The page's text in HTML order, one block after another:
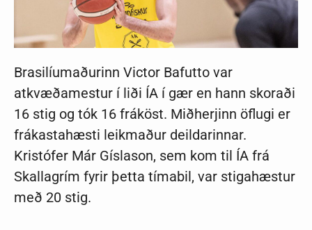
Brasilíumaðurinn Victor Bafutto var
atkvæðamestur í liði ÍA í gær en hann skoraði
16 stig og tók 16 fráköst. Miðherjinn öflugi er
frákastahæsti leikmaður deildarinnar.
Kristófer Már Gíslason, sem kom til ÍA frá
Skallagrím fyrir þetta tímabil, var stigahæstur
með 20 stig.